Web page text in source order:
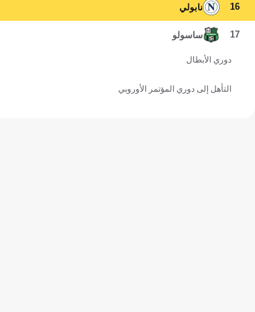
16 نابولي
17 ساسولو
دوري الأبطال
التأهل إلى دوري المؤتمر الأوروبي